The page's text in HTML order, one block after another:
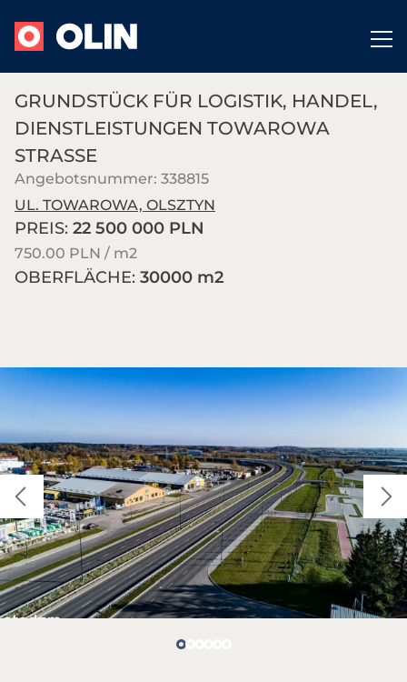
GRUNDSTÜCK FÜR LOGISTIK, HANDEL,
DIENSTLEISTUNGEN TOWAROWA
STRASSE
Angebotsnummer: 338815
UL. TOWAROWA, OLSZTYN
PREIS: 22 500 000 PLN
750.00 PLN / m2
OBERFLÄCHE: 30000 m2